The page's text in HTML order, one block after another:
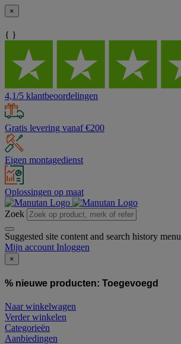
×
{ }
4,1/5 klantbeoordelingen
Gratis levering vanaf €200
Eigen montagedienst
Oplossingen op maat
Zoek
Suggested site content and search history menu
Mijn account Inloggen
×
% nieuwe producten: Toegevoegd
Naar winkelwagen
Verder winkelen
Categorieën
Aanbiedingen